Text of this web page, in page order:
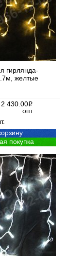
гирлянда-
желтые
2 430.00i
опт
покупка